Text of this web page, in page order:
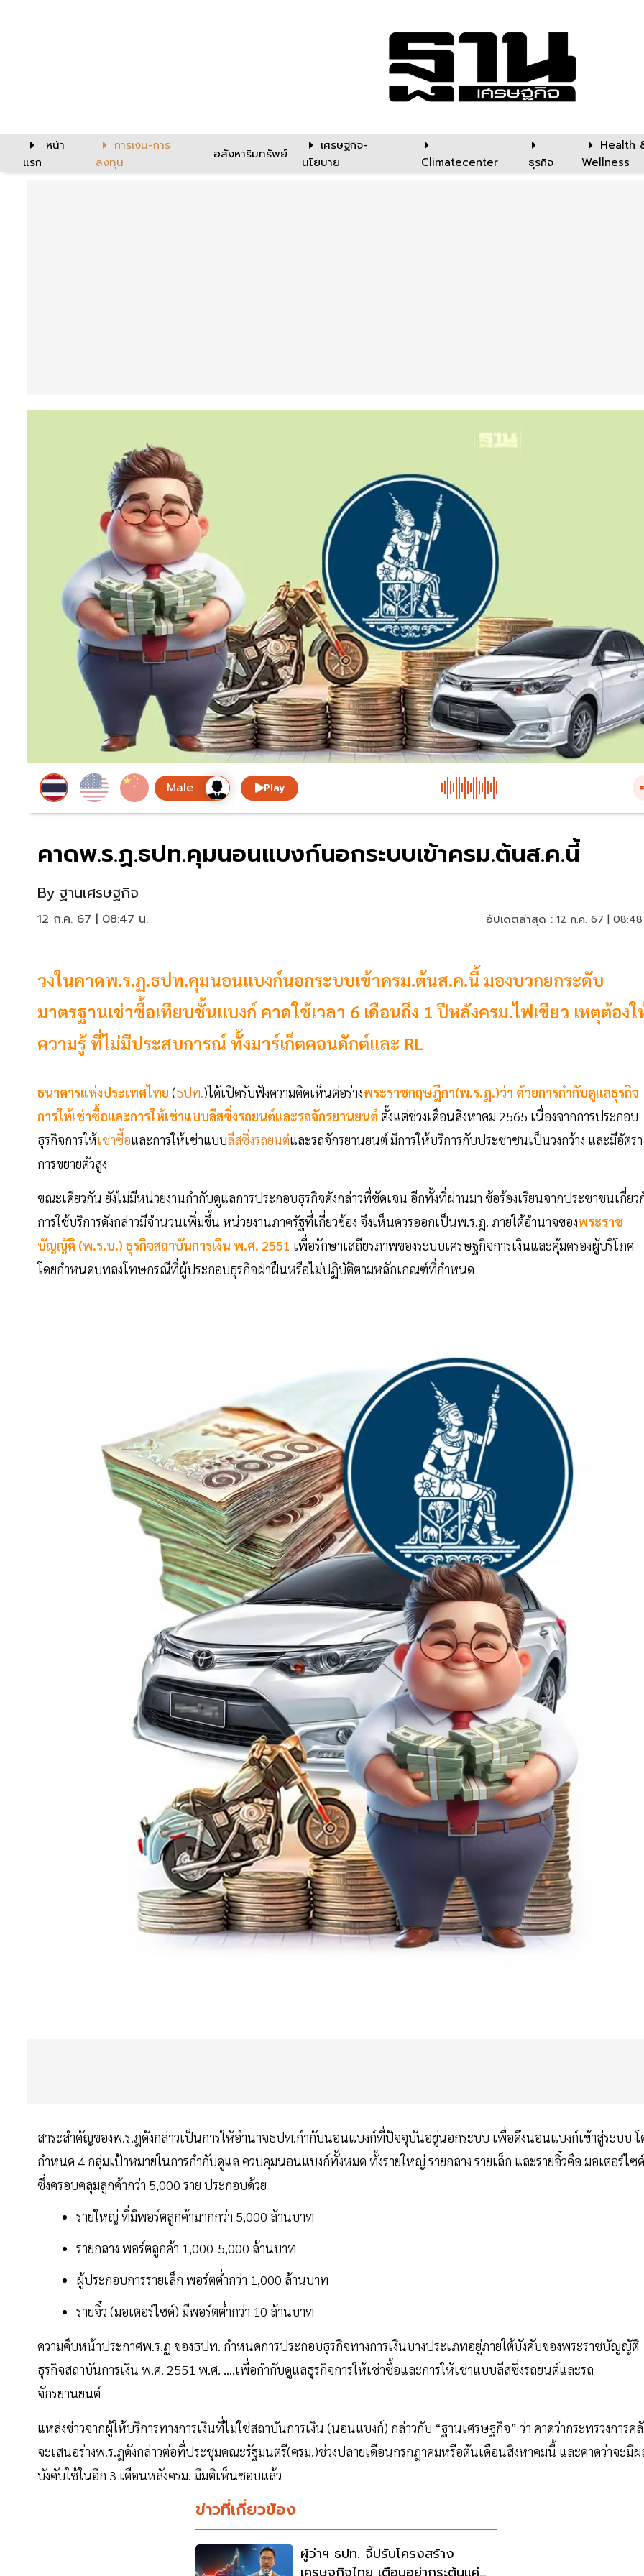
หน้า
แรก
การเงิน-การ
ลงทุน
อสังหาริมทรัพย์
เศรษฐกิจ-
นโยบาย
Climatecenter ธุรกิจ
Health
Wellness
Play
คาดพ.ร.ฏ.ธปท.คุมนอนแบงก์นอกระบบเข้าครม.ต้นส.ค.นี้
By ฐานเศรษฐกิจ
12 ก.ค. 67 | 08:47 น. อัปเดตล่าสุด : 12 ก.ค. 67 |
วงในคาดพ.ร.ฏ.ธปท.คุมนอนแบงก์นอกระบบเข้าครม.ต้นส.ค.นี้ มองบวกยกระดับ
มาตรฐานเช่าซื้อเทียบชั้นแบงก์ คาดใช้เวลา 6 เดือนถึง 1 ปีหลังครม.ไฟเขียว เหตุต้องใ
ความรู้ ที่ไม่มีประสบการณ์ ทั้งมาร์เก็ตคอนดักต์และ RL
ธนาคารแห่งประเทศไทย (ธปท.)ได้เปิดรับฟังความคิดเห็นต่อร่างพระราชกฤษฎีกา(พ.ร.ฎ.)ว่า ด้วยการกำกับดูแลธุรกิจ
การให้เช่าซื้อและการให้เช่าแบบลีสซิ่งรถยนต์และรถจักรยานยนต์ ตั้งแต่ช่วงเดือนสิงหาคม 2565 เนื่องจากการประกอบ
ธุรกิจการให้เช่าซื้อและการให้เช่าแบบลีสซิ่งรถยนต์และรถจักรยานยนต์ มีการให้บริการกับประชาชนเป็นวงกว้าง และมีอัตรา
การขยายตัวสูง
ขณะเดียวกัน ยังไม่มีหน่วยงานกำกับดูแลการประกอบธุรกิจดังกล่าวที่ชัดเจน อีกทั้งที่ผ่านมา ข้อร้องเรียนจากประชาชนเกี่ยว
การใช้บริการดังกล่าวมีจำนวนเพิ่มขึ้น หน่วยงานภาครัฐที่เกี่ยวข้อง จึงเห็นควรออกเป็นพ.ร.ฎ. ภายใต้อำนาจของพระราช
บัญญัติ (พ.ร.บ.) ธุรกิจสถาบันการเงิน พ.ศ. 2551 เพื่อรักษาเสถียรภาพของระบบเศรษฐกิจการเงินและคุ้มครองผู้บริโภค
โดยกำหนดบทลงโทษกรณีที่ผู้ประกอบธุรกิจฝ่าฝืนหรือไม่ปฏิบัติตามหลักเกณฑ์ที่กำหนด
สาระสำคัญของพ.ร.ฎดังกล่าวเป็นการให้อำนาจธปท.กำกับนอนแบงก์ที่ปัจจุบันอยู่นอกระบบ เพื่อดึงนอนแบงก์เข้าสู่ระบบ โ
กำหนด 4 กลุ่มเป้าหมายในการกำกับดูแล ควบคุมนอนแบงก์ทั้งหมด ทั้งรายใหญ่ รายกลาง รายเล็ก และรายจิ๋วคือ มอเตอร์ไซด์
ซึ่งครอบคลุมลูกค้ากว่า 5,000 ราย ประกอบด้วย
รายใหญ่ ที่มีพอร์ตลูกค้ามากกว่า 5,000 ล้านบาท
รายกลาง พอร์ตลูกค้า 1,000-5,000 ล้านบาท
ผู้ประกอบการรายเล็ก พอร์ตต่ำกว่า 1,000 ล้านบาท
รายจิ๋ว (มอเตอร์ไซด์) มีพอร์ตต่ำกว่า 10 ล้านบาท
ความคืบหน้าประกาศพ.ร.ฏ ของธปท. กำหนดการประกอบธุรกิจทางการเงินบางประเภทอยู่ภายใต้บังคับของพระราชบัญญัติ
ธุรกิจสถาบันการเงิน พ.ศ. 2551 พ.ศ. ….เพื่อกำกับดูแลธุรกิจการให้เช่าซื้อและการให้เช่าแบบลีสซิ่งรถยนต์และรถ
จักรยานยนต์
แหล่งข่าวจากผู้ให้บริการทางการเงินที่ไม่ใช่สถาบันการเงิน (นอนแบงก์) กล่าวกับ “ฐานเศรษฐกิจ” ว่า คาดว่ากระทรวงการค
จะเสนอร่างพ.ร.ฎดังกล่าวต่อที่ประชุมคณะรัฐมนตรี(ครม.)ช่วงปลายเดือนกรกฎาคมหรือต้นเดือนสิงหาคมนี้ และคาดว่าจะมี
บังคับใช้ในอีก 3 เดือนหลังครม. มีมติเห็นชอบแล้ว
ข่าวที่เกี่ยวข้อง
ผู้ว่าฯ ธปท. จี้ปรับโครงสร้าง